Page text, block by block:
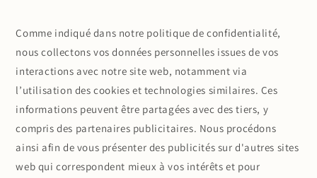
Comme indiqué dans notre politique de confidentialité,
nous collectons vos données personnelles issues de vos
interactions avec notre site web, notamment via
l’utilisation des cookies et technologies similaires. Ces
informations peuvent être partagées avec des tiers, y
compris des partenaires publicitaires. Nous procédons
ainsi afin de vous présenter des publicités sur d'autres sites
web qui correspondent mieux à vos intérêts et pour